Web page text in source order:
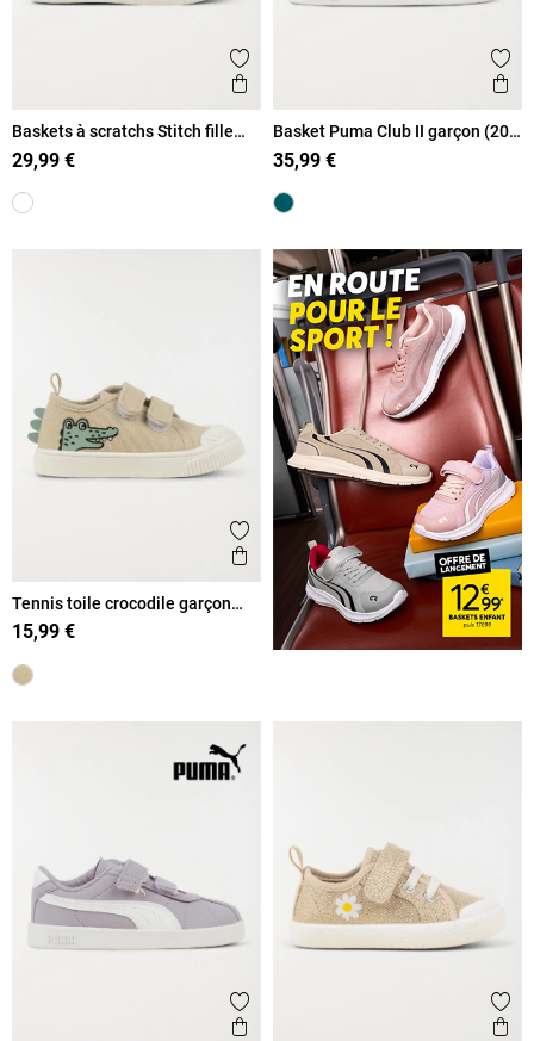
Ajouter aux favoris
Aperçu rapide
Baskets à scratchs Stitch fille
(20-23)
29,99 €
Basket Puma Club II garçon (20-
27)
35,99 €
Ajouter aux favoris
Aperçu rapide
Tennis toile crocodile garçon
(20-23)
15,99 €
Ajouter aux favoris
Aperçu rapide